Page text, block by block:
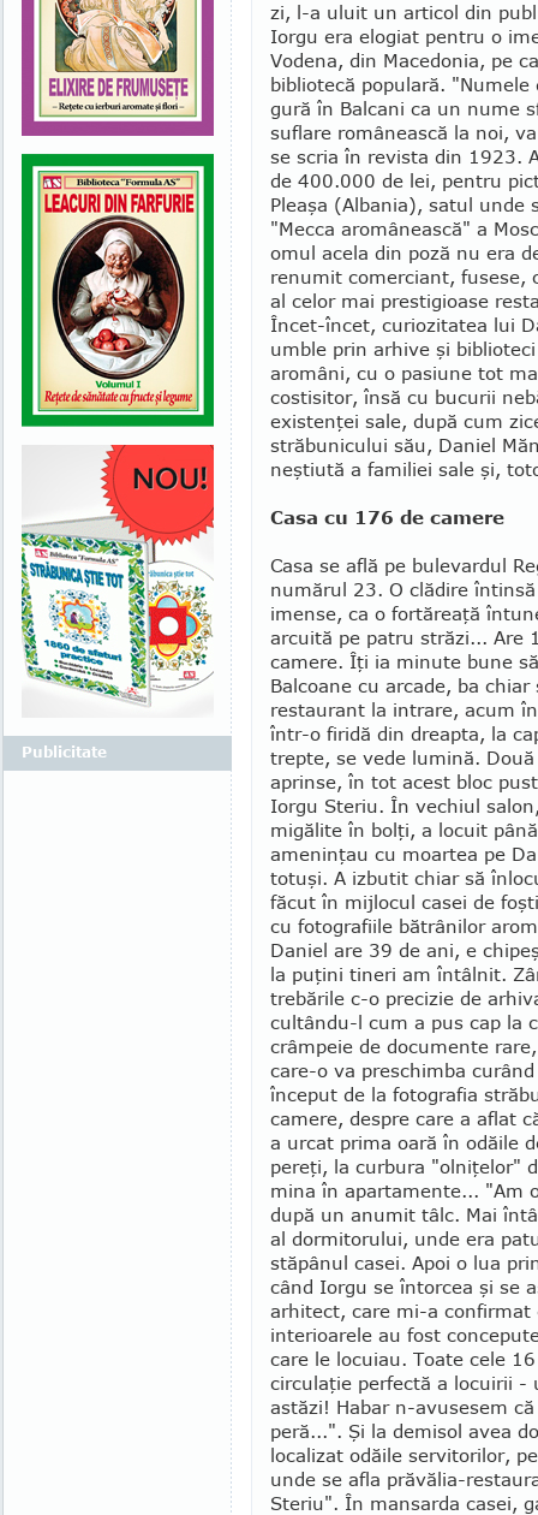
zi, l-a uluit un articol din
Iorgu era elogiat pentru o
Vodena, din Macedonia, pe
bibliotecă populară.
gură în Balcani ca un nume
suflare românească la noi,
se scria în revista din 1923.
de 400.000 de lei, pentru
Pleaşa (Alba­nia), satul unde
"Mecca aromânească" a
omul acela din poză nu era
renumit comerciant, fu­sese,
al celor mai prestigioase
Încet-încet, curiozitatea lui
umble prin arhive şi
aromâni, cu o pasiune tot
costisitor, însă cu bucurii
existenţei sale, după cum
străbunicului său, Daniel
neştiută a fami­liei sale şi,
Casa cu 176 de camere
Casa se află pe bulevardul
numă­rul 23. O clădire
imense, ca o fortăreaţă
arcuită pe patru străzi... Are
camere. Îţi ia minute bune
Balcoane cu arcade, ba
restaurant la intrare, acum
într-o firidă din dreapta, la
trepte, se vede lumină.
aprinse, în tot acest bloc
Iorgu Steriu. În vechiul
migălite în bolţi, a locuit
ameninţau cu moartea pe
totuşi. A izbutit chiar să
făcut în mij­locul casei de
cu fotografiile bătrânilor
Daniel are 39 de ani, e
la puţini tineri am în­tâlnit.
tre­bă­rile c-o preci­zie de
cultându-l cum a pus cap la
crâmpeie de documente
care-o va preschim­ba
început de la foto­grafia
camere, despre care a aflat
a urcat prima oară în odăile
pereţi, la curbura "olniţelor"
mina în apar­tamente... "Am
după un anumit tâlc. Mai
al dormitorului, unde era
stăpânul casei. Apoi o lua
când Iorgu se întor­cea şi se
arhitect, care mi-a
interi­oarele au fost
care le locuiau. Toate cele
circulaţie per­fectă a locuirii -
astăzi! Habar n-avusesem
peră...". Şi la demisol avea
localizat odăile servitorilor,
unde se afla prăvălia-
Steriu". În man­sar­da casei,
Publicitate